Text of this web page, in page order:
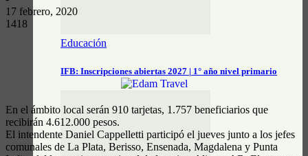
Educación
IFB: Inscripciones abiertas 2027 | 1° año nivel primario
17 febrero, 2020
1418
En el ámbito local serán 910 tarjetas, 1.757 beneficiarios que
recibirán 4.612.000 pesos.
El intendente Daniel Cappelletti participó el jueves junto a los jefes
comunales de La Plata, Berisso, Ensenada, Magdalena y Punta